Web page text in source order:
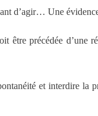
d’agir… Une
être précédée d’une
et interdire la